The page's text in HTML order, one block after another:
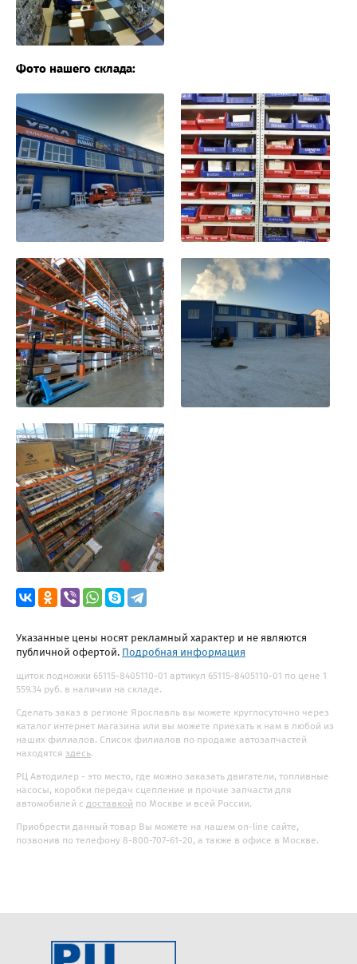
Фото нашего склада:
Указанные цены носят рекламный характер и не являются
публичной офертой. Подробная информация
щиток подножки 65115-8405110-01 артикул 65115-8405110-01 по цене 1
559.34 руб. в наличии на складе.
Сделать заказ в регионе Ярославль вы можете круглосуточно через
каталог интернет магазина или вы можете приехать к нам в любой из
наших филиалов. Список филиалов по продаже автозапчастей
находятся здесь.
РЦ Автодилер - это место, где можно заказать двигатели, топливные
насосы, коробки передач сцепление и прочие запчасти для
автомобилей с доставкой по Москве и всей России.
Приобрести данный товар Вы можете на нашем on-line сайте,
позвонив по телефону 8-800-707-61-20, а также в офисе в Москве.